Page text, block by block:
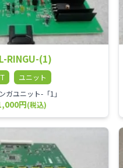
RINGU-(1)
ユニット
ガユニット-「1」
円(税込)